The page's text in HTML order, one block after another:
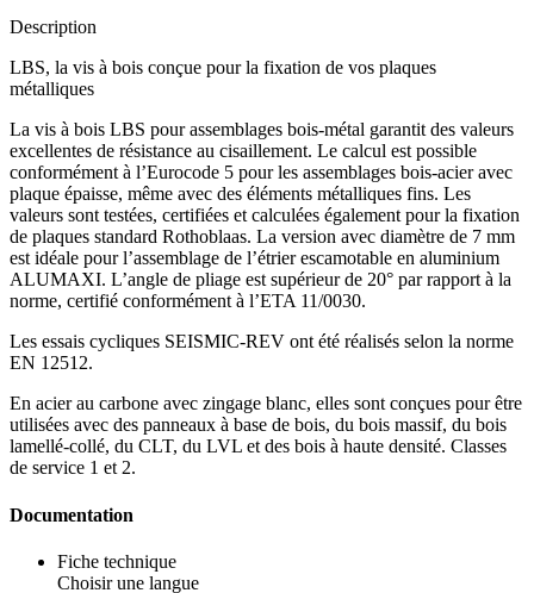
Description
LBS, la vis à bois conçue pour la fixation de vos plaques
métalliques
La vis à bois LBS pour assemblages bois-métal garantit des valeurs
excellentes de résistance au cisaillement. Le calcul est possible
conformément à l’Eurocode 5 pour les assemblages bois-acier avec
plaque épaisse, même avec des éléments métalliques fins. Les
valeurs sont testées, certifiées et calculées également pour la fixation
de plaques standard Rothoblaas. La version avec diamètre de 7 mm
est idéale pour l’assemblage de l’étrier escamotable en aluminium
ALUMAXI. L’angle de pliage est supérieur de 20° par rapport à la
norme, certifié conformément à l’ETA 11/0030.
Les essais cycliques SEISMIC-REV ont été réalisés selon la norme
EN 12512.
En acier au carbone avec zingage blanc, elles sont conçues pour être
utilisées avec des panneaux à base de bois, du bois massif, du bois
lamellé-collé, du CLT, du LVL et des bois à haute densité. Classes
de service 1 et 2.
Documentation
Fiche technique
Choisir une langue